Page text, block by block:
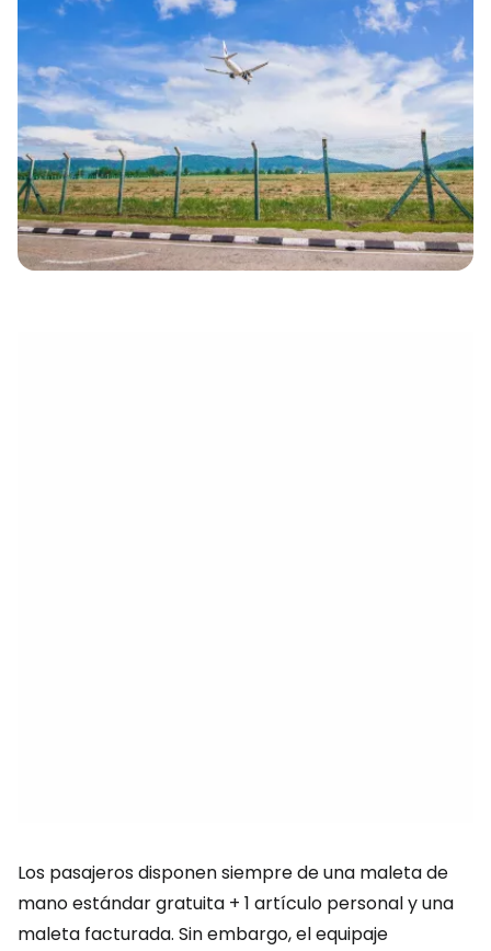
Los pasajeros disponen siempre de una maleta de
mano estándar gratuita + 1 artículo personal y una
maleta facturada. Sin embargo, el equipaje